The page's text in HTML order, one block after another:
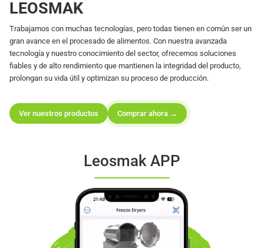
LEOSMAK
Trabajamos con muchas tecnologías, pero todas tienen en común ser un
gran avance en el procesado de alimentos. Con nuestra avanzada
tecnología y nuestro conocimiento del sector, ofrecemos soluciones
fiables y de alto rendimiento que mantienen la integridad del producto,
prolongan su vida útil y optimizan su proceso de producción.
Ver nuestros productos Comprar ahora →
Leosmak APP